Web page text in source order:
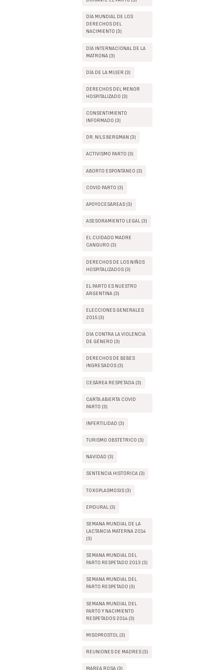
DÍA MUNDIAL DE LOS
DERECHOS DEL
NACIMIENTO (3)
DÍA INTERNACIONAL DE LA
MATRONA (3)
DÍA DE LA MUJER (3)
DERECHOS DEL MENOR
HOSPITALIZADO (3)
CONSENTIMIENTO
INFORMADO (3)
DR. NILS BERGMAN (3)
ACTIVISMO PARTO (3)
ABORTO ESPONTÁNEO (3)
COVID PARTO (3)
APOYOCESÁREAS (3)
ASESORAMIENTO LEGAL (3)
EL CUIDADO MADRE
CANGURO (3)
DERECHOS DE LOS NIÑOS
HOSPITALIZADOS (3)
EL PARTO ES NUESTRO
ARGENTINA (3)
ELECCIONES GENERALES
2015 (3)
DÍA CONTRA LA VIOLENCIA
DE GÉNERO (3)
DERECHOS DE BEBÉS
INGRESADOS (3)
CESÁREA RESPETADA (3)
CARTA ABIERTA COVID
PARTO (3)
INFERTILIDAD (3)
TURISMO OBSTÉTRICO (3)
NAVIDAD (3)
SENTENCIA HISTÓRICA (3)
TOXOPLASMOSIS (3)
EPIDURAL (3)
SEMANA MUNDIAL DE LA
LACTANCIA MATERNA 2014
(3)
SEMANA MUNDIAL DEL
PARTO RESPETADO 2013 (3)
SEMANA MUNDIAL DEL
PARTO RESPETADO (3)
SEMANA MUNDIAL DEL
PARTO Y NACIMIENTO
RESPETADOS 2014 (3)
MISOPROSTOL (3)
REUNIONES DE MADRES (3)
MAREA ROSA (3)